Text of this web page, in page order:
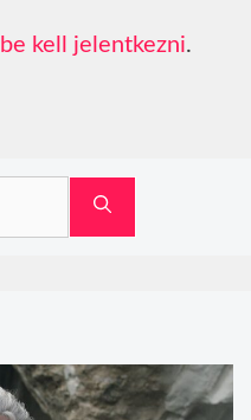
be kell jelentkezni.